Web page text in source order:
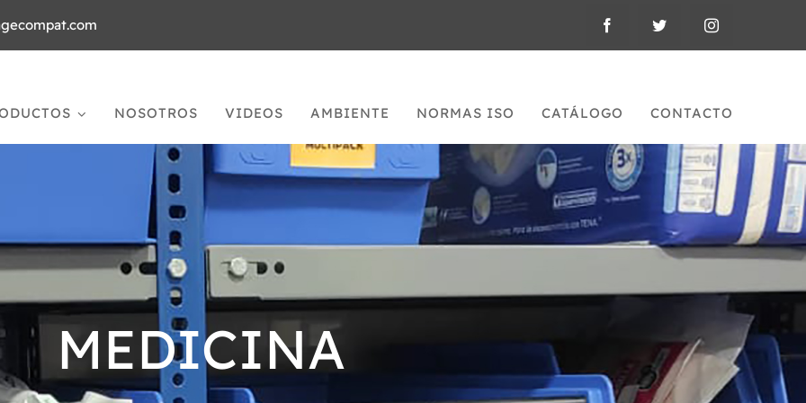
NOSOTROS VIDEOS AMBIENTE NORMAS ISO CATÁLOGO CONTACTO
MEDICINA